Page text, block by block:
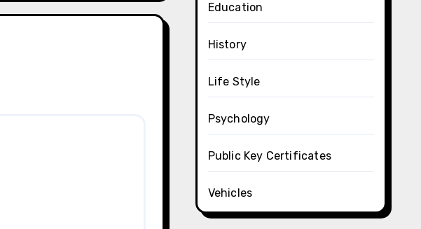
Education
History
Life Style
Psychology
Public Key Certificates
Vehicles